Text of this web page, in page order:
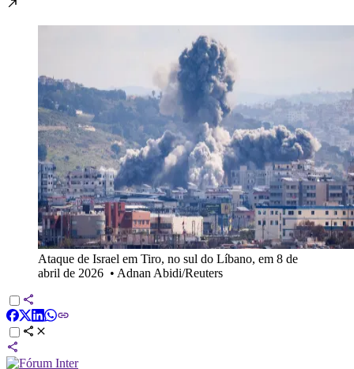
Ataque de Israel em Tiro, no sul do Líbano, em 8 de
abril de 2026 • Adnan Abidi/Reuters